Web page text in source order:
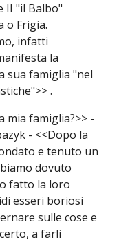
II "il Balbo"
o Frigia.
infatti
la
sua famiglia "nel
.
mia famiglia?>> -
- <<Dopo la
e tenuto un
dovuto
fatto la loro
esseri boriosi
sulle cose e
a farli